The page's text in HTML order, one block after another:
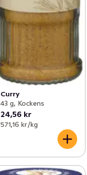
Curry
43 g, Kockens
24,56 kr
571,16 kr /kg